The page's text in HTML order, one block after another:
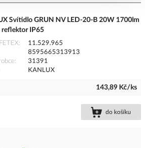
Svítidlo GRUN NV LED-20-B 20W 1700lm
reflektor IP65
11.529.965
8595665313913
31391
KANLUX
143,89 Kč/ks
do košíku